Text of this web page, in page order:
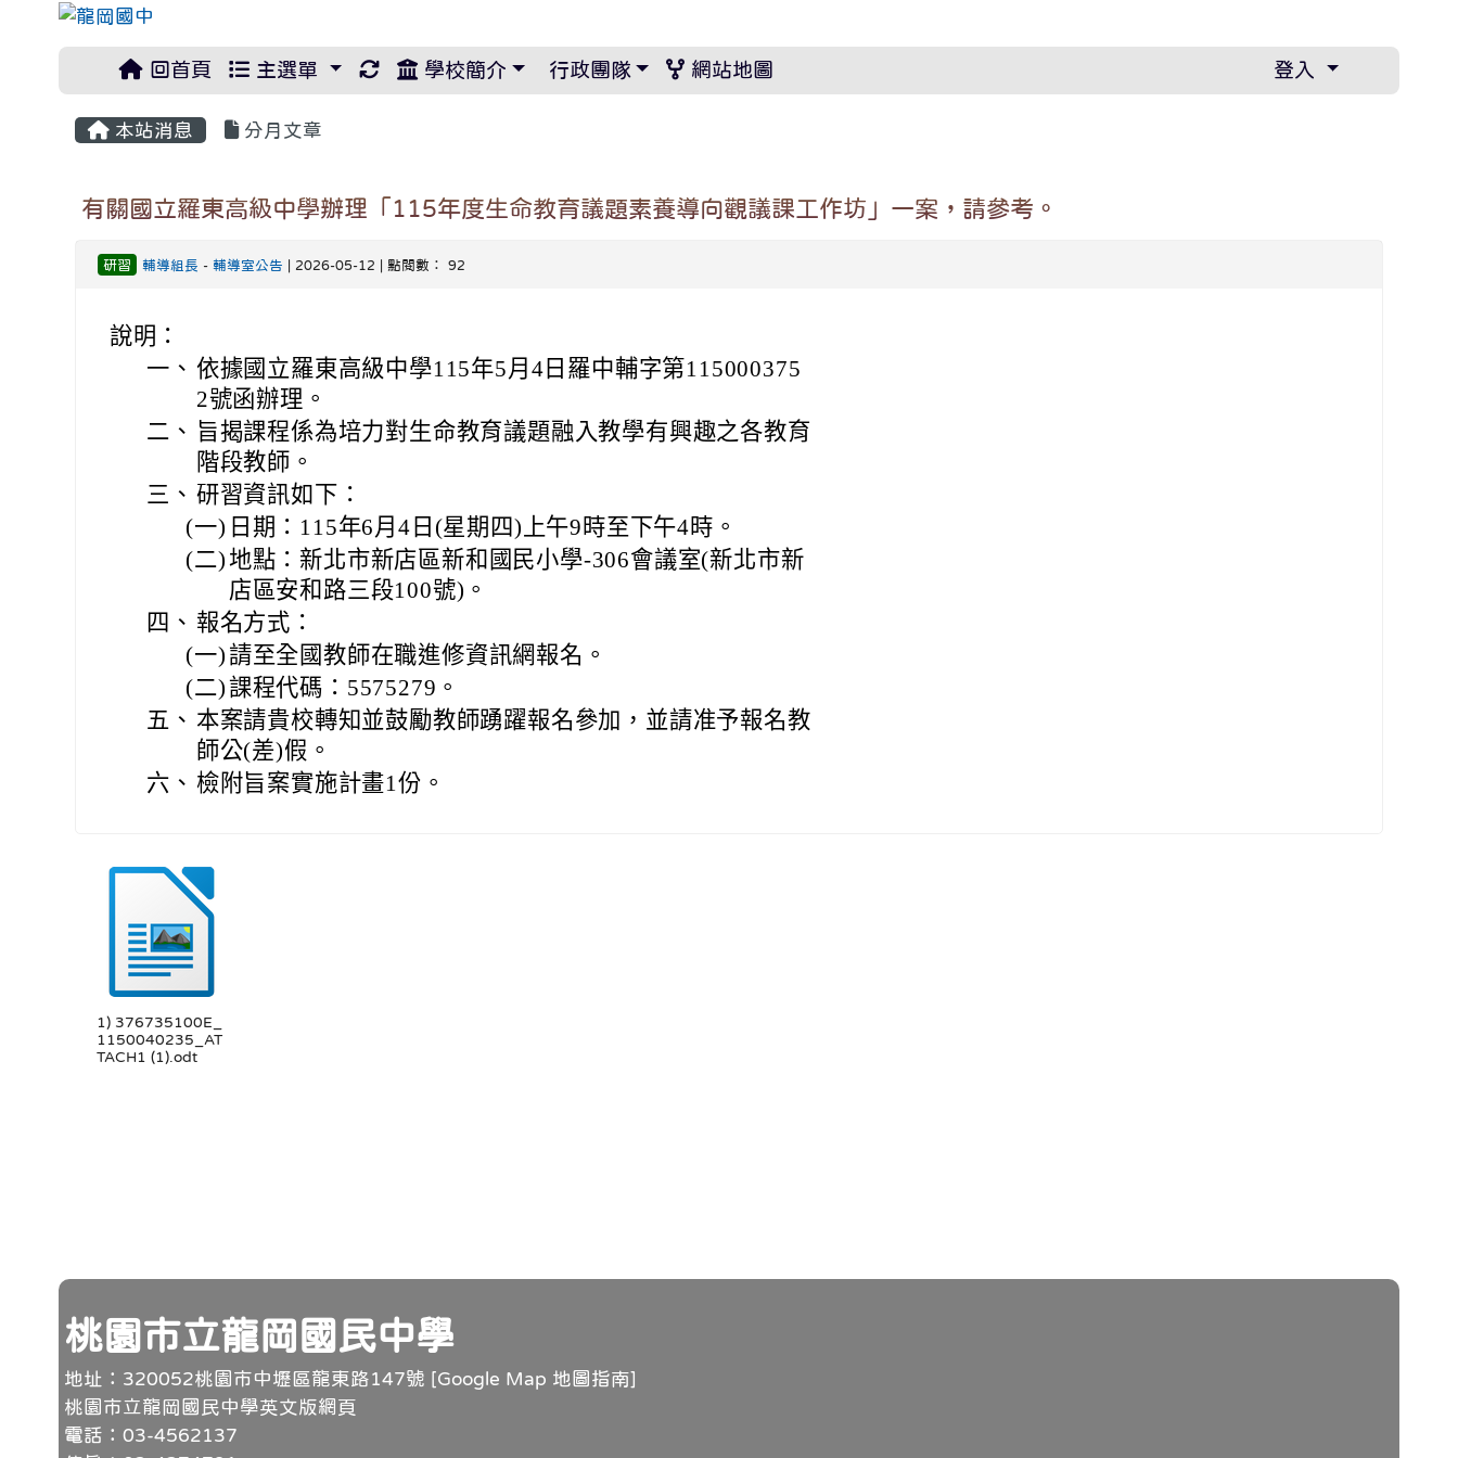
回首頁 主選單 重新取得佈景設定
學校簡介 行政團隊 網站地圖 登入
本站消息 分月文章
有關國立羅東高級中學辦理「115年度生命教育議題素養導向觀議課工作坊」一案，請參考。
研習 輔導組長 -輔導室公告 | 2026-05-12 | 點閱數： 92
說明：
一、 依據國立羅東高級中學115年5月4日羅中輔字第115000375
2號函辦理。
二、 旨揭課程係為培力對生命教育議題融入教學有興趣之各教育
階段教師。
三、 研習資訊如下：
(一) 日期：115年6月4日(星期四)上午9時至下午4時。
(二)地點：新北市新店區新和國民小學-306會議室(新北市新
店區安和路三段100號)。
四、 報名方式：
(一) 請至全國教師在職進修資訊網報名。
(二)課程代碼：5575279。
五、 本案請貴校轉知並鼓勵教師踴躍報名參加，並請准予報名教
師公(差)假。
六、 檢附旨案實施計畫1份。
1) 376735100E_
1150040235_AT
TACH1 (1).odt
頁尾
桃園市立龍岡國民中學
地址：320052桃園市中壢區龍東路147號 [Google Map 地圖指南]
桃園市立龍岡國民中學英文版網頁
電話：03-4562137